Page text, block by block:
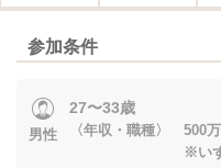
参加条件
男性
27〜33歳
〈年収・職種〉 500
※いずれかに